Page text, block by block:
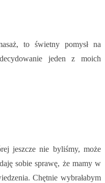
to świetny pomysł na
jeden z moich
jeszcze nie byliśmy, może
sobie sprawę, że mamy w
Chętnie wybrałabym